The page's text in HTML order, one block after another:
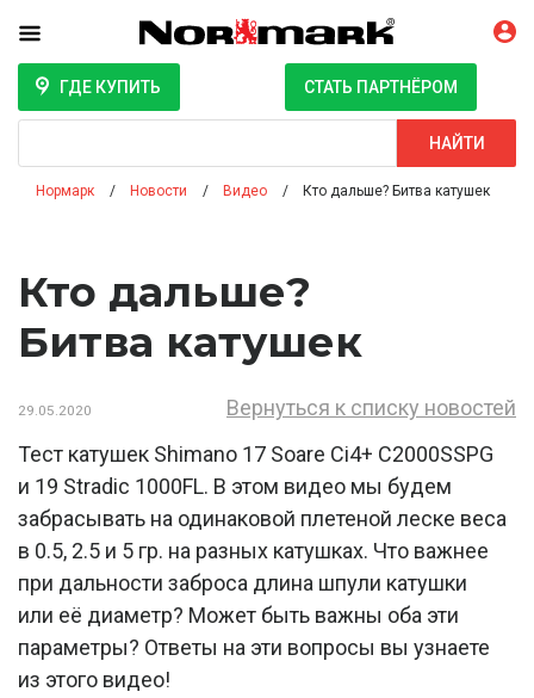
ГДЕ КУПИТЬ СТАТЬ ПАРТНЁРОМ
НАЙТИ
Нормарк Новости Видео Кто дальше? Битва катушек
Кто дальше?
Битва катушек
29.05.2020
Вернуться к списку новостей
Тест катушек Shimano 17 Soare Сi4+ C2000SSPG
и 19 Stradic 1000FL. В этом видео мы будем
забрасывать на одинаковой плетеной леске веса
в 0.5, 2.5 и 5 гр. на разных катушках. Что важнее
при дальности заброса длина шпули катушки
или её диаметр? Может быть важны оба эти
параметры? Ответы на эти вопросы вы узнаете
из этого видео!